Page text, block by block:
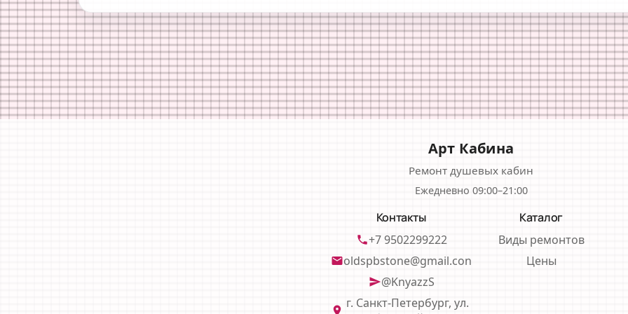
Арт Кабина
Ремонт душевых кабин
Ежедневно 09:00–21:00
Контакты
phone+7 9502299222
emailoldspbstone@gmail.con
send@KnyazzS
location_on г. Санкт-Петербург, ул.
Каталог
Виды ремонтов
Цены